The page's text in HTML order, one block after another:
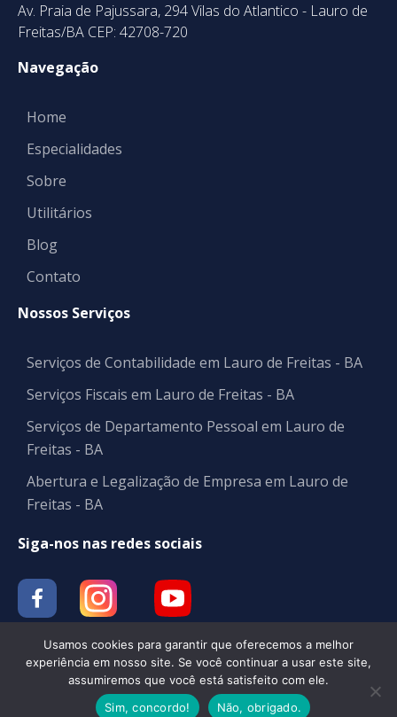
Av. Praia de Pajussara, 294 Vilas do Atlantico - Lauro de
Freitas/BA CEP: 42708-720
Navegação
Home
Especialidades
Sobre
Utilitários
Blog
Contato
Nossos Serviços
Serviços de Contabilidade em Lauro de Freitas - BA
Serviços Fiscais em Lauro de Freitas - BA
Serviços de Departamento Pessoal em Lauro de
Freitas - BA
Abertura e Legalização de Empresa em Lauro de
Freitas - BA
Siga-nos nas redes sociais
Contabilidade | BM CONT
Usamos cookies para garantir que oferecemos a melhor
experiência em nosso site. Se você continuar a usar este site,
assumiremos que você está satisfeito com ele.
Sim, concordo!
Não, obrigado.